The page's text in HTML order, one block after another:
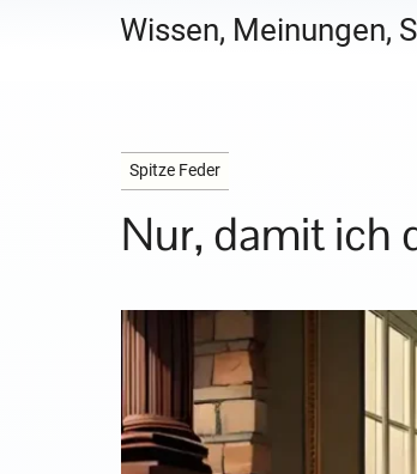
Wissen, Meinungen,
Spitze Feder
Nur, damit ich